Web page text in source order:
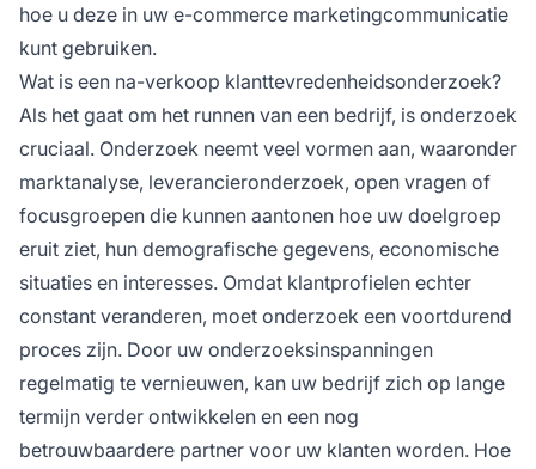
hoe u deze in uw e-commerce marketingcommunicatie
kunt gebruiken.
Wat is een na-verkoop klanttevredenheidsonderzoek?
Als het gaat om het runnen van een bedrijf, is onderzoek
cruciaal. Onderzoek neemt veel vormen aan, waaronder
marktanalyse, leverancieronderzoek, open vragen of
focusgroepen die kunnen aantonen hoe uw doelgroep
eruit ziet, hun demografische gegevens, economische
situaties en interesses. Omdat klantprofielen echter
constant veranderen, moet onderzoek een voortdurend
proces zijn. Door uw onderzoeksinspanningen
regelmatig te vernieuwen, kan uw bedrijf zich op lange
termijn verder ontwikkelen en een nog
betrouwbaardere partner voor uw klanten worden. Hoe